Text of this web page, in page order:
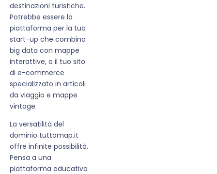
destinazioni turistiche.
Potrebbe essere la
piattaforma per la tua
start-up che combina
big data con mappe
interattive, o il tuo sito
di e-commerce
specializzato in articoli
da viaggio e mappe
vintage.
La versatilità del
dominio tuttomap.it
offre infinite possibilità.
Pensa a una
piattaforma educativa